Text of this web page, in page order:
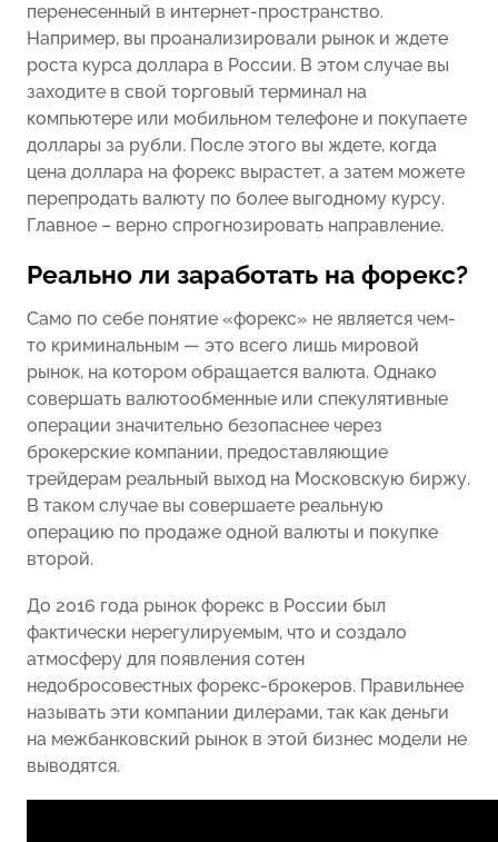
перенесенный в интернет-пространство.
Например, вы проанализировали рынок и ждете
роста курса доллара в России. В этом случае вы
заходите в свой торговый терминал на
компьютере или мобильном телефоне и покупаете
доллары за рубли. После этого вы ждете, когда
цена доллара на форекс вырастет, а затем можете
перепродать валюту по более выгодному курсу.
Главное – верно спрогнозировать направление.
Реально ли заработать на форекс?
Само по себе понятие «форекс» не является чем-
то криминальным — это всего лишь мировой
рынок, на котором обращается валюта. Однако
совершать валютообменные или спекулятивные
операции значительно безопаснее через
брокерские компании, предоставляющие
трейдерам реальный выход на Московскую биржу.
В таком случае вы совершаете реальную
операцию по продаже одной валюты и покупке
второй.
До 2016 года рынок форекс в России был
фактически нерегулируемым, что и создало
атмосферу для появления сотен
недобросовестных форекс-брокеров. Правильнее
называть эти компании дилерами, так как деньги
на межбанковский рынок в этой бизнес модели не
выводятся.